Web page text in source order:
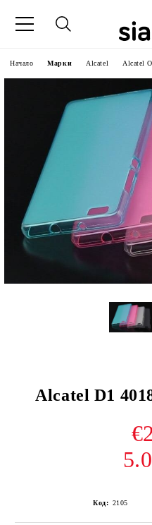
Начало Марки Alcatel Alcatel
Alcatel D1
Код: 2105